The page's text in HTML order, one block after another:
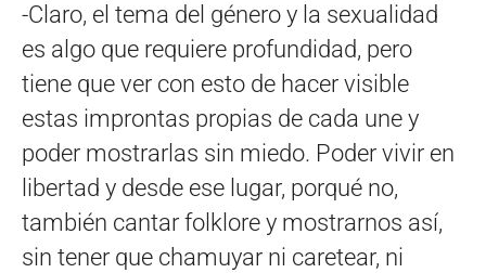
-Claro, el tema del género y la sexualidad
es algo que requiere profundidad, pero
tiene que ver con esto de hacer visible
estas improntas propias de cada une y
poder mostrarlas sin miedo. Poder vivir en
libertad y desde ese lugar, porqué no,
también cantar folklore y mostrarnos así,
sin tener que chamuyar ni caretear, ni